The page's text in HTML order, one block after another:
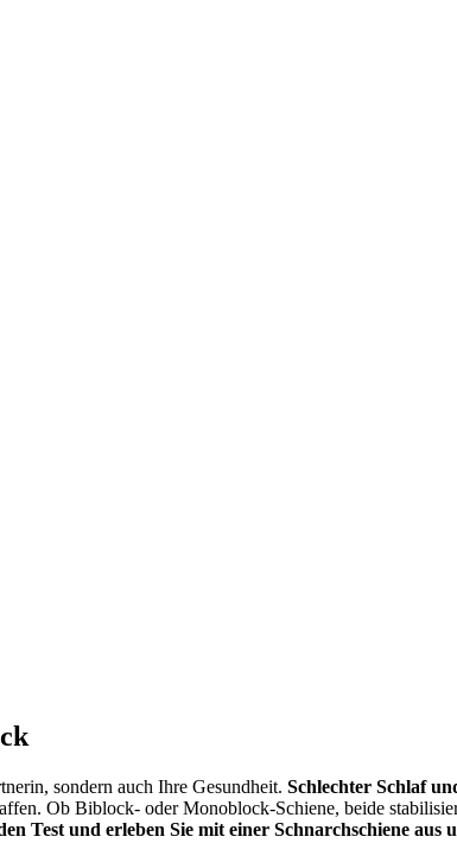
sondern auch Ihre Gesundheit. Schlechter Schlaf
Ob Biblock- oder Monoblock-Schiene, beide
Test und erleben Sie mit einer Schnarchschiene